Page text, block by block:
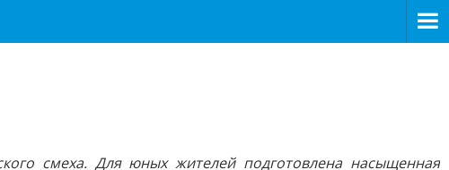
смеха. Для юных жителей подготовлена насыщенная